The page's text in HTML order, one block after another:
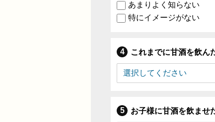
あまりよく知らない
特にイメージがない
これまでに甘酒を飲ん
お子様に甘酒を飲ませ